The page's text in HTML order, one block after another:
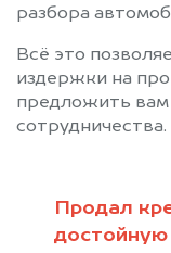
Продал
разбора
Всё это
издержки на
предложить вам
сотрудничества.